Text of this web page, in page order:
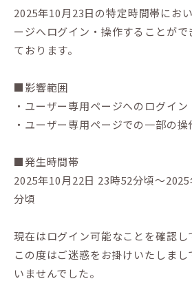
2025年10月23日の特定時間帯にお
ージへログイン・操作することが
ております。
■影響範囲
・ユーザー専用ページへのログイン
・ユーザー専用ページでの一部の操
■発生時間帯
2025年10月22日 23時52分頃〜
分頃
現在はログイン可能なことを確認し
この度はご迷惑をお掛けいたしま
いませんでした。